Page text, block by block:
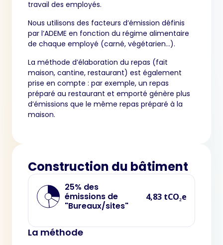
travail des employés.
Nous utilisons des facteurs d’émission définis
par l’ADEME en fonction du régime alimentaire
de chaque employé (carné, végétarien…).
La méthode d’élaboration du repas (fait
maison, cantine, restaurant) est également
prise en compte : par exemple, un repas
préparé au restaurant et emporté génère plus
d’émissions que le même repas préparé à la
maison.
Construction du bâtiment
25% des
émissions de
"Bureaux/sites"
4,83 tCO₂e
La méthode